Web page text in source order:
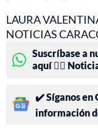
LAURA
NOTICIAS
Suscríbase a
aquí 👉🏻
✔️ Síganos en
información